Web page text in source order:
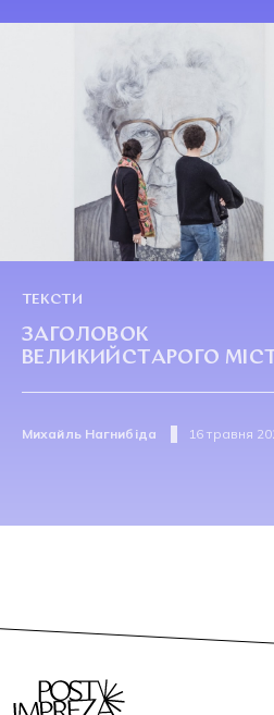
ТЕКСТИ
ЗАГОЛОВОК
ВЕЛИКИЙСТАРОГО
Михайль Нагнибіда 16 травня